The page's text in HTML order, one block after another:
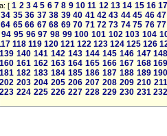
[1 2 3 4 5 6 7 8 9 10 11 12 13 14 15 16
34 35 36 37 38 39 40 41 42 43 44 45 46 47
64 65 66 67 68 69 70 71 72 73 74 75 76 77
94 95 96 97 98 99 100 101 102 103 104
118 119 120 121 122 123 124 125 126
139 140 141 142 143 144 145 146 147
160 161 162 163 164 165 166 167 168
181 182 183 184 185 186 187 188 189
202 203 204 205 206 207 208 209 210 211
223 224 225 226 227 228 229 230 231